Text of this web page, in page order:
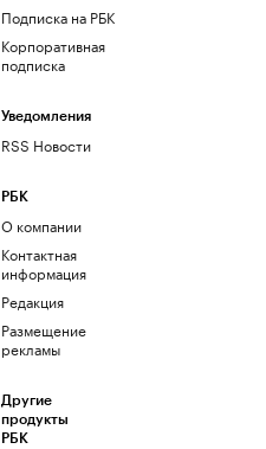
Подписка на РБК
Корпоративная
подписка
Уведомления
RSS Новости
РБК
О компании
Контактная
информация
Редакция
Размещение
рекламы
Другие
продукты
РБК